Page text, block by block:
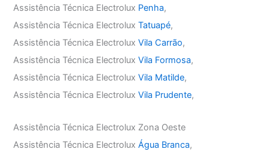
Assistência Técnica Electrolux Penha,
Assistência Técnica ElectroluxTatuapé,
Assistência Técnica ElectroluxVila Carrão,
Assistência Técnica ElectroluxVila Formosa,
Assistência Técnica ElectroluxVila Matilde,
Assistência Técnica ElectroluxVila Prudente,
Assistência Técnica Electrolux Zona Oeste
Assistência Técnica ElectroluxÁgua Branca,